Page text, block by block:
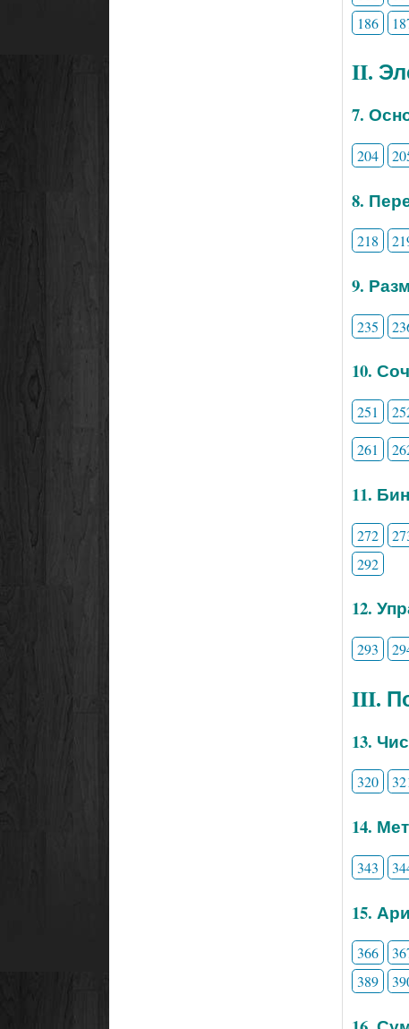
186
II.
7.
204
8.
218
9.
235
10.
251
261
11.
272
292
12.
293
III.
13.
320
14.
343
15.
366
389